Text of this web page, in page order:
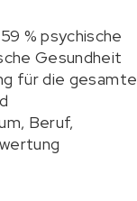
% psychische
Gesundheit
für die gesamte
Beruf,